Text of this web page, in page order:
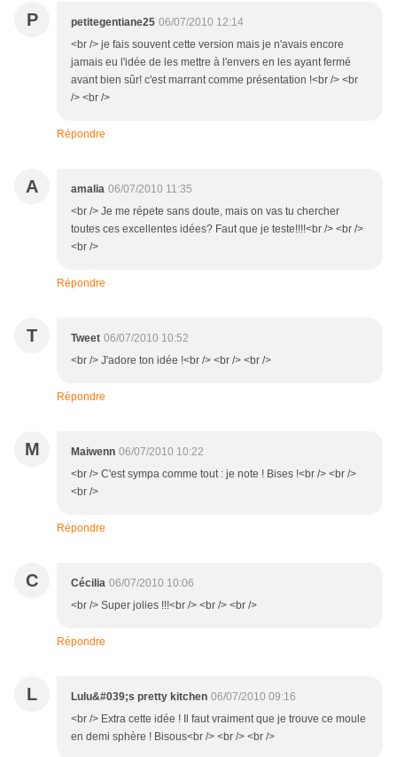
P petitegentiane25 06/07/2010 12:14
<br /> je fais souvent cette version mais je n'avais encore
jamais eu l'idée de les mettre à l'envers en les ayant fermé
avant bien sûr! c'est marrant comme présentation !<br /> <br
/> <br />
Répondre
A amalia 06/07/2010 11:35
<br /> Je me répete sans doute, mais on vas tu chercher
toutes ces excellentes idées? Faut que je teste!!!!<br /> <br />
<br />
Répondre
T Tweet 06/07/2010 10:52
<br /> J'adore ton idée !<br /> <br /> <br />
Répondre
M Maiwenn 06/07/2010 10:22
<br /> C'est sympa comme tout : je note ! Bises !<br /> <br />
<br />
Répondre
C Cécilia 06/07/2010 10:06
<br /> Super jolies !!!<br /> <br /> <br />
Répondre
L Lulu&#039;s pretty kitchen 06/07/2010 09:16
<br /> Extra cette idée ! Il faut vraiment que je trouve ce moule
en demi sphère ! Bisous<br /> <br /> <br />